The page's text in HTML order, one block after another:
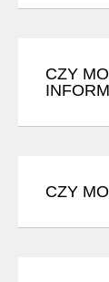
CZY
CZY